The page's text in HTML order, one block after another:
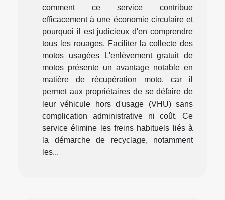
comment ce service contribue
efficacement à une économie circulaire et
pourquoi il est judicieux d'en comprendre
tous les rouages. Faciliter la collecte des
motos usagées L'enlèvement gratuit de
motos présente un avantage notable en
matière de récupération moto, car il
permet aux propriétaires de se défaire de
leur véhicule hors d'usage (VHU) sans
complication administrative ni coût. Ce
service élimine les freins habituels liés à
la démarche de recyclage, notamment
les...